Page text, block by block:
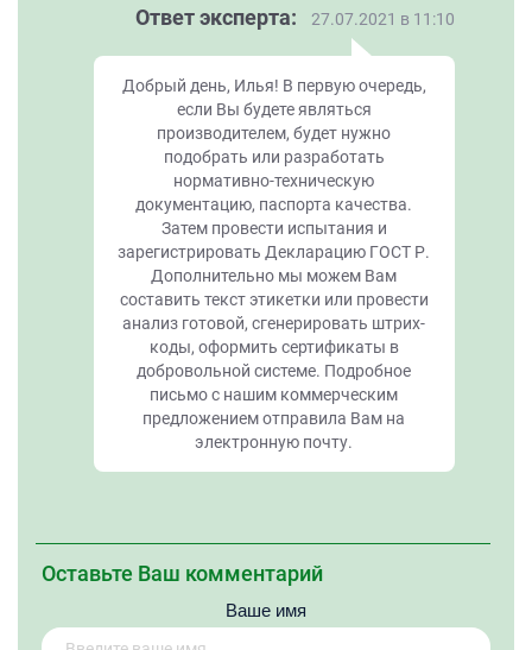
Ответ эксперта: 27.07.2021 в 11:10
Добрый день, Илья! В первую очередь,
если Вы будете являться
производителем, будет нужно
подобрать или разработать
нормативно-техническую
документацию, паспорта качества.
Затем провести испытания и
зарегистрировать Декларацию ГОСТ Р.
Дополнительно мы можем Вам
составить текст этикетки или провести
анализ готовой, сгенерировать штрих-
коды, оформить сертификаты в
добровольной системе. Подробное
письмо с нашим коммерческим
предложением отправила Вам на
электронную почту.
Оставьте Ваш комментарий
Ваше имя